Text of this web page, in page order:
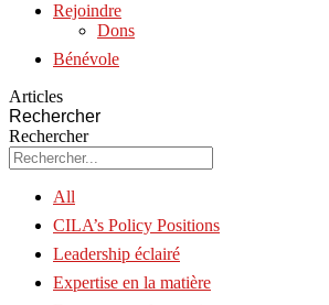
Rejoindre
Dons
Bénévole
Articles
Rechercher
Rechercher
All
CILA’s Policy Positions
Leadership éclairé
Expertise en la matière